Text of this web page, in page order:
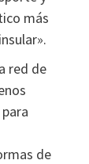
más
red de
de